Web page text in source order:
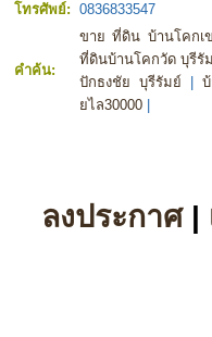
โทรศัพย์: 0836833547
คำค้น:
ขาย ที่ดิน บ้านโคกเ
ที่ดินบ้านโคกวัด บุรีรั
ปักธงชัย บุรีรัมย์
ยไล30000
ลงประกาศ|